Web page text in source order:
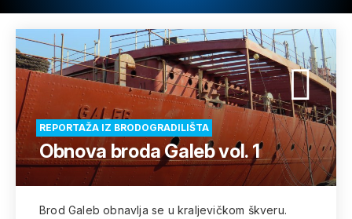
REPORTAŽA IZ BRODOGRADILIŠTA
Obnova broda Galeb vol. 1
Brod Galeb obnavlja se u kraljevičkom škveru.